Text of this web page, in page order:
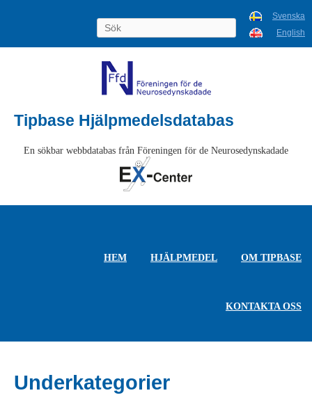
Svenska
English
Tipbase Hjälpmedelsdatabas
En sökbar webbdatabas från Föreningen för de Neurosedynskadade
HEM HJÄLPMEDEL OM TIPBASE
KONTAKTA OSS
Underkategorier